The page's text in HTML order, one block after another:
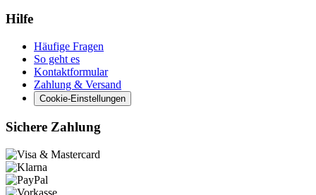
Hilfe
Häufige Fragen
So geht es
Kontaktformular
Zahlung & Versand
Cookie-Einstellungen
Sichere Zahlung